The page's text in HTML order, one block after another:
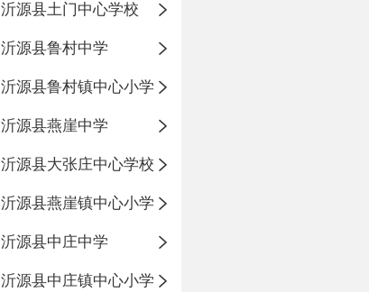
沂源县土门中心学校
沂源县鲁村中学
沂源县鲁村镇中心小学
沂源县燕崖中学
沂源县大张庄中心学校
沂源县燕崖镇中心小学
沂源县中庄中学
沂源县中庄镇中心小学